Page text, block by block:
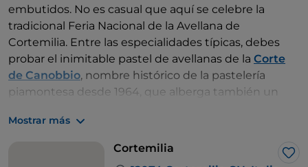
embutidos. No es casual que aquí se celebre la
tradicional Feria Nacional de la Avellana de
Cortemilia. Entre las especialidades típicas, debes
probar el inimitable pastel de avellanas de la Corte
de Canobbio, nombre histórico de la pastelería
piamontesa desde 1964, que alberga también un
producción y compra de avellanas es la
. Podrás hacer un alto en el camino cargado
, con el
Mostrar más
Cortemilia
Me